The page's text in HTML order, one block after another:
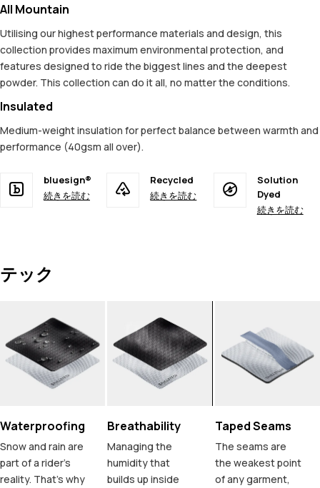
All Mountain
Utilising our highest performance materials and design, this
collection provides maximum environmental protection, and
features designed to ride the biggest lines and the deepest
powder. This collection can do it all, no matter the conditions.
Insulated
Medium-weight insulation for perfect balance between warmth and
performance (40gsm all over).
bluesign®
続きを読む
Recycled
続きを読む
Solution
Dyed
続きを読む
テック
Waterproofing
Snow and rain are
part of a rider's
reality. That's why
Breathability
Managing the
humidity that
builds up inside
Taped Seams
The seams are
the weakest point
of any garment,